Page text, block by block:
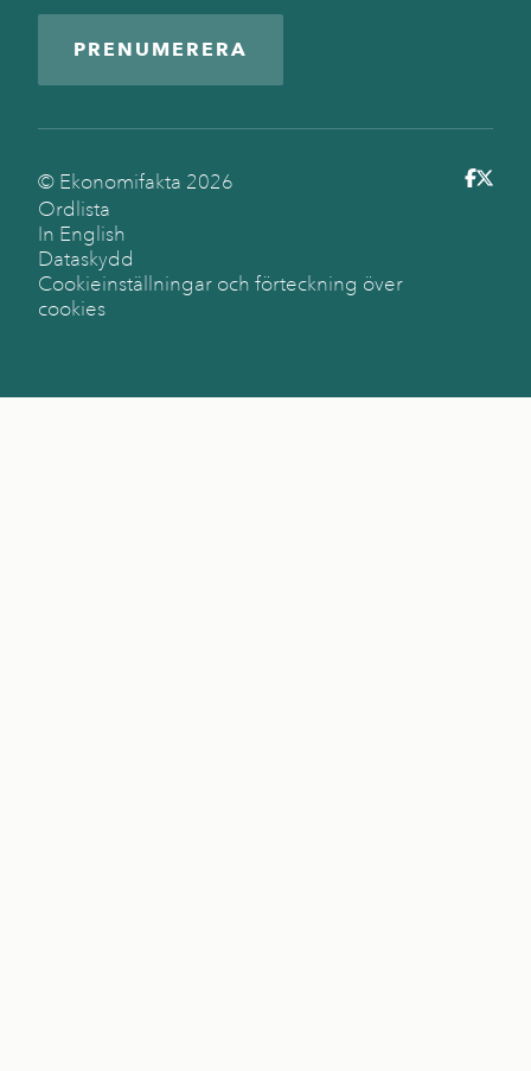
PRENUMERERA
© Ekonomifakta 2026
Ordlista
In English
Dataskydd
Cookieinställningar och förteckning över
cookies